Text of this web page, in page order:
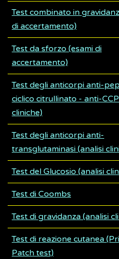
Test combinato in
di accertamento)
Test da sforzo (esami di
accertamento)
Test degli anticorpi anti-
ciclico citrullinato - anti-
cliniche)
Test degli anticorpi anti-
transglutaminasi (analisi
Test del Glucosio (analisi
Test di Coombs
Test di gravidanza (analisi
Test di reazione cutanea
Patch test)